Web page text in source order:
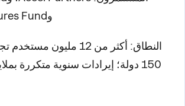
النطاق: أكثر من 12 مليون
150 دولة؛ إيرادات سنوية متكررة